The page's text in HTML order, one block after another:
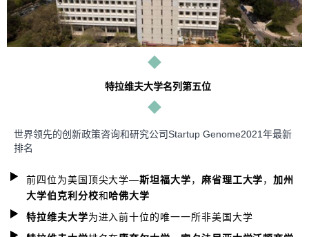
特拉维夫大学名列第五位
世界领先的创新政策咨询和研究公司Startup Genome2021年最新
排名
前四位为美国顶尖大学—斯坦福大学， 麻省理工大学，加州
大学伯克利分校和哈佛大学
特拉维夫大学为进入前十位的唯一一所非美国大学